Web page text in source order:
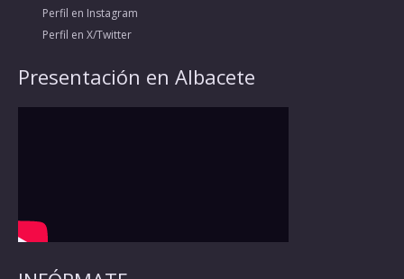
Perfil en Instagram
Perfil en X/Twitter
Presentación en Albacete